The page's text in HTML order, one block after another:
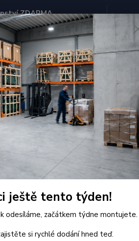
ZDARMA
- KAŽDÝ PÁTEK EXPEDUJEME!!
Hledat
MPV (r.2005-)
II MPV
Kvalitní čelní
pro přesné
legální
Dostupnost
ještě tento týden!
odesíláme, začátkem týdne montujete.
si rychlé dodání hned teď.